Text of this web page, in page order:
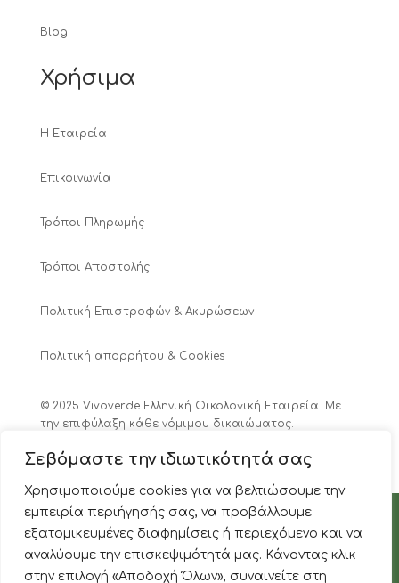
Σεβόμαστε την ιδιωτικότητά σας
Χρησιμοποιούμε cookies για να βελτιώσουμε την
εμπειρία περιήγησής σας, να προβάλλουμε
εξατομικευμένες διαφημίσεις ή περιεχόμενο και να
αναλύουμε την επισκεψιμότητά μας. Κάνοντας κλικ
στην επιλογή «Αποδοχή Όλων», συναινείτε στη
Blog
Χρήσιμα
Η Εταιρεία
Επικοινωνία
Τρόποι Πληρωμής
Τρόποι Αποστολής
Πολιτική Επιστροφών & Ακυρώσεων
Πολιτική απορρήτου & Cookies
© 2025 Vivoverde Ελληνική Οικολογική Εταιρεία. Με
την επιφύλαξη κάθε νόμιμου δικαιώματος.